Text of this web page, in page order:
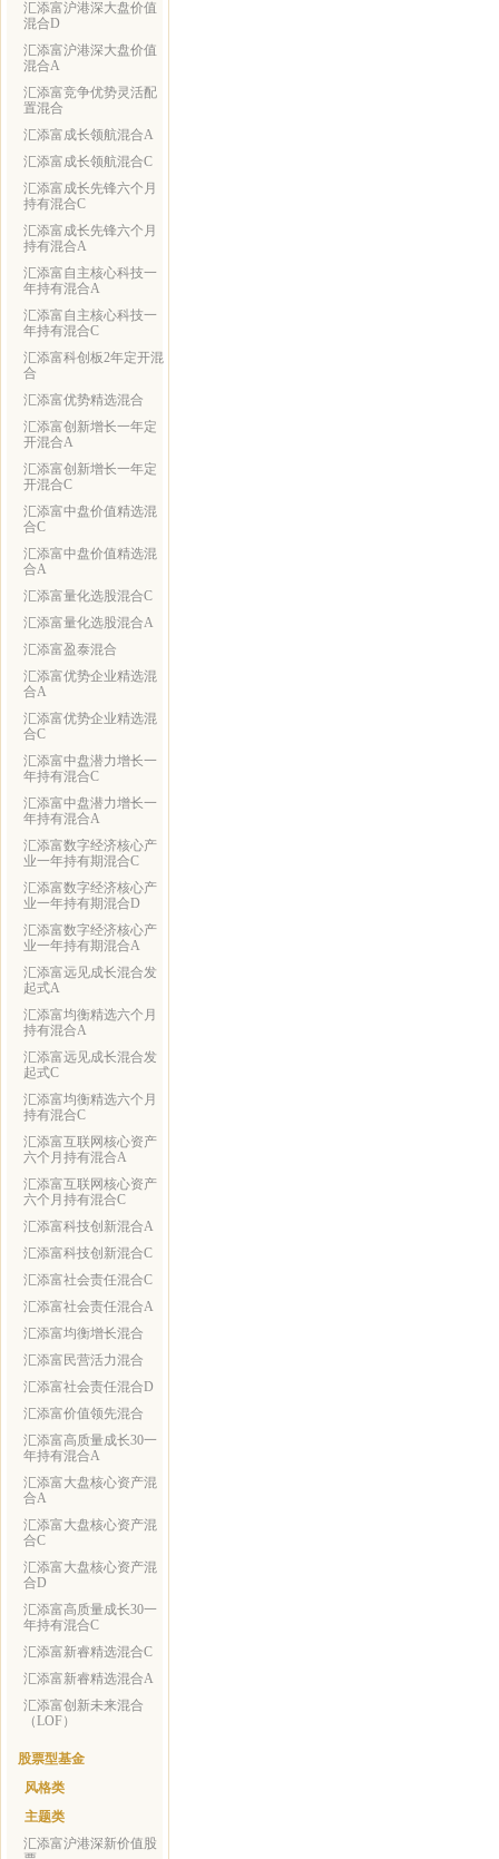
汇添富沪港深大盘价值
混合D
汇添富沪港深大盘价值
混合A
汇添富竞争优势灵活配
置混合
汇添富成长领航混合A
汇添富成长领航混合C
汇添富成长先锋六个月
持有混合C
汇添富成长先锋六个月
持有混合A
汇添富自主核心科技一
年持有混合A
汇添富自主核心科技一
年持有混合C
汇添富科创板2年定开混
合
汇添富优势精选混合
汇添富创新增长一年定
开混合A
汇添富创新增长一年定
开混合C
汇添富中盘价值精选混
合C
汇添富中盘价值精选混
合A
汇添富量化选股混合C
汇添富量化选股混合A
汇添富盈泰混合
汇添富优势企业精选混
合A
汇添富优势企业精选混
合C
汇添富中盘潜力增长一
年持有混合C
汇添富中盘潜力增长一
年持有混合A
汇添富数字经济核心产
业一年持有期混合C
汇添富数字经济核心产
业一年持有期混合D
汇添富数字经济核心产
业一年持有期混合A
汇添富远见成长混合发
起式A
汇添富均衡精选六个月
持有混合A
汇添富远见成长混合发
起式C
汇添富均衡精选六个月
持有混合C
汇添富互联网核心资产
六个月持有混合A
汇添富互联网核心资产
六个月持有混合C
汇添富科技创新混合A
汇添富科技创新混合C
汇添富社会责任混合C
汇添富社会责任混合A
汇添富均衡增长混合
汇添富民营活力混合
汇添富社会责任混合D
汇添富价值领先混合
汇添富高质量成长30一
年持有混合A
汇添富大盘核心资产混
合A
汇添富大盘核心资产混
合C
汇添富大盘核心资产混
合D
汇添富高质量成长30一
年持有混合C
汇添富新睿精选混合C
汇添富新睿精选混合A
汇添富创新未来混合
（LOF）
股票型基金
风格类
主题类
汇添富沪港深新价值股